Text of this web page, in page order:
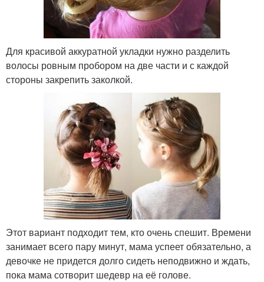
Для красивой аккуратной укладки нужно разделить
волосы ровным пробором на две части и с каждой
стороны закрепить заколкой.
Этот вариант подходит тем, кто очень спешит. Времени
занимает всего пару минут, мама успеет обязательно, а
девочке не придется долго сидеть неподвижно и ждать,
пока мама сотворит шедевр на её голове.